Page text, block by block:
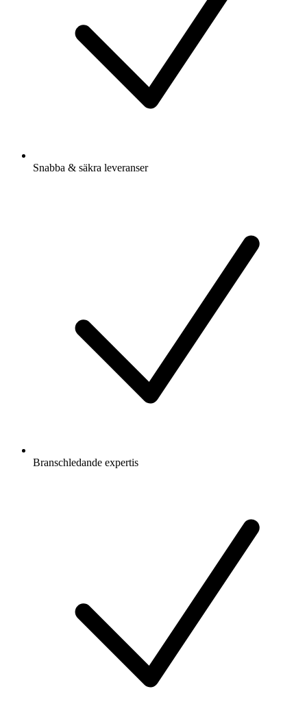
Snabba & säkra leveranser
Branschledande expertis